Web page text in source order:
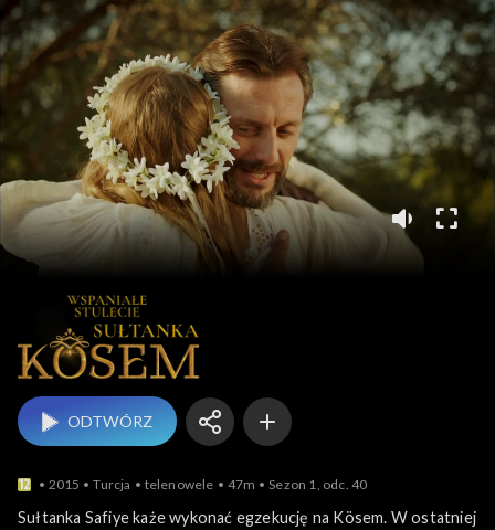
Wspaniałe
ODTWÓRZ
2015 Turcja telenowele 47m Sezon 1, odc. 40
Sułtanka Safiye każe wykonać egzekucję na Kösem. W ostatniej